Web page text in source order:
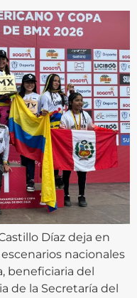
Díaz deja en
nacionales
beneficiaria del
de la Secretaría del